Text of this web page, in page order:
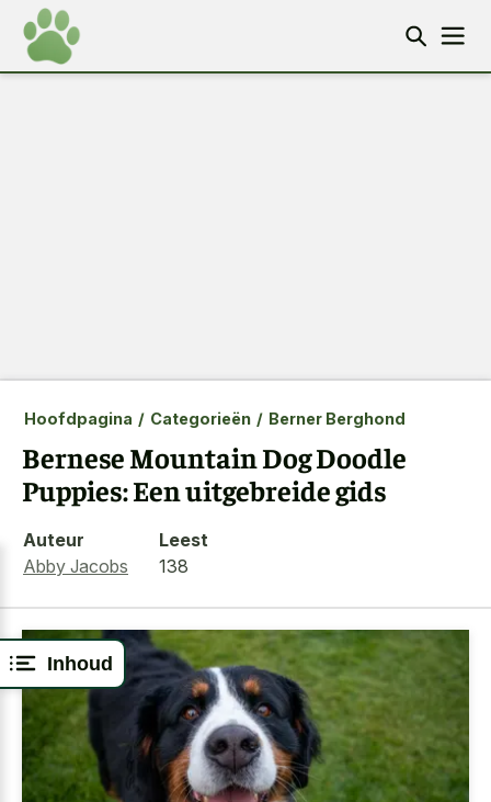
Inhoud
Hoofdpagina / Categorieën / Berner Berghond
Bernese Mountain Dog Doodle
Puppies: Een uitgebreide gids
Auteur
Abby Jacobs
Leest
138